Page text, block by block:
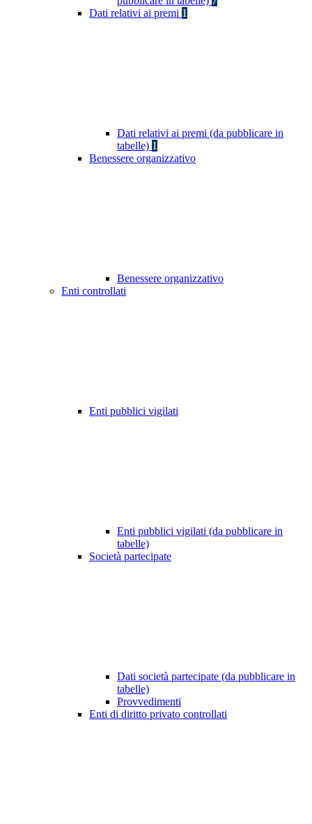
Dati relativi ai premi 1
Dati relativi ai premi (da pubblicare in
tabelle) 1
Benessere organizzativo
Benessere organizzativo
Enti controllati
Enti pubblici vigilati
Enti pubblici vigilati (da pubblicare in
tabelle)
Società partecipate
Dati società partecipate (da pubblicare in
tabelle)
Provvedimenti
Enti di diritto privato controllati